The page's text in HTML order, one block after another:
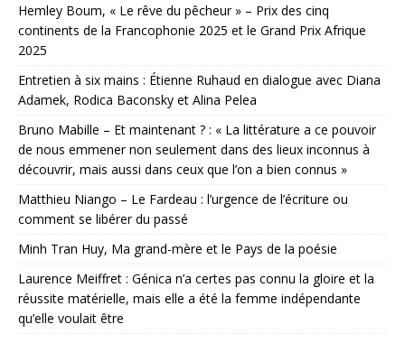
Hemley Boum, « Le rêve du pêcheur » – Prix des cinq
continents de la Francophonie 2025 et le Grand Prix Afrique
2025
Entretien à six mains : Étienne Ruhaud en dialogue avec Diana
Adamek, Rodica Baconsky et Alina Pelea
Bruno Mabille – Et maintenant ? : « La littérature a ce pouvoir
de nous emmener non seulement dans des lieux inconnus à
découvrir, mais aussi dans ceux que l’on a bien connus »
Matthieu Niango – Le Fardeau : l’urgence de l’écriture ou
comment se libérer du passé
Minh Tran Huy, Ma grand-mère et le Pays de la poésie
Laurence Meiffret : Génica n’a certes pas connu la gloire et la
réussite matérielle, mais elle a été la femme indépendante
qu’elle voulait être